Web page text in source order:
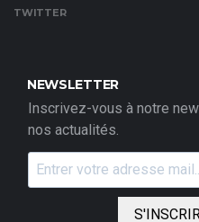
TWITTER
NEWSLETTER
Inscrivez-vous à notre
nos actualités.